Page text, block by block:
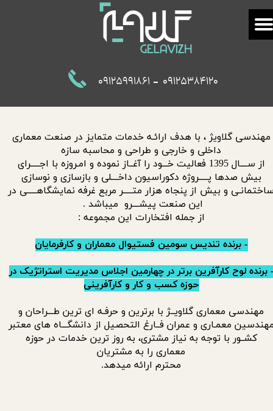
09125991861 09125384120
-
مهندسی گلاویژ ، با هدف ارائـه خدمات متمایز در صنعت معماری
داخلی و خارجی و طراحی و محاسبه سازه
از ســــال 1395 فعالیت خـــود را آغــاز نموده و امـروزه با اجـــــرای
بیش صدها پـــــروژه دکوراسیون داخــــلی و بازسازی و نوسازی
و بیش از پنجاه هزار متـــــر مربع غرفه نمایشگاهـــــی در
این صنعت پیشــــرو میباشد .
از جمله افتخارات این مجموعه :
- برنده تندیس سومین فستیوال معماران و کارفرمایان
- برنده لوح کارآفرین برتر در چهارمین اجلاس مدیریت استراتژیک در
حوزه کسب و کار و کارآفرینی
مهندسی معماری گلاویــژ با برترین و حرفـه ای ترین طـــراحانو
معمـاری و عمران فــارغ التحصیل از دانشگـــاه های معتبر
کشــور با توجه به نیاز مشتری، به روز ترین خدمات در حوزه
معماری را به مشتریان​​​​​​​
محترم ارائه میدهد.